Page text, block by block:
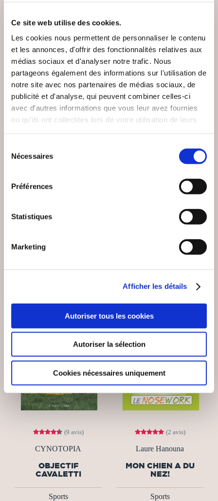
Ce site web utilise des cookies.
Les cookies nous permettent de personnaliser le contenu
et les annonces, d'offrir des fonctionnalités relatives aux
médias sociaux et d'analyser notre trafic. Nous
partageons également des informations sur l'utilisation de
notre site avec nos partenaires de médias sociaux, de
publicité et d'analyse, qui peuvent combiner celles-ci
avec d'autres informations que vous leur avez fournies
ou qu'ils ont collectées lors de votre utilisation de leurs
Nécessaires
Préférences
Statistiques
Marketing
Afficher les détails
Autoriser tous les cookies
Autoriser la sélection
Cookies nécessaires uniquement
Hick Pascal
BASKETBALL TOME2
Elodie THOURY
JOURS DE YOGA
Coup de
(9 avis)
CYNOTOPIA
OBJECTIF
CAVALETTI
Sports
(2 avis)
Laure Hanouna
MON CHIEN A DU
NEZ!
Sports